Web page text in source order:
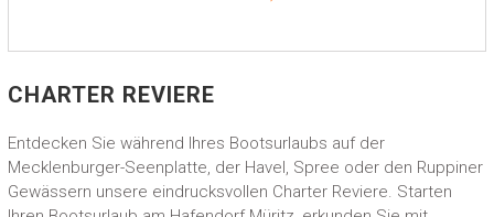
CHARTER REVIERE
Entdecken Sie während Ihres Bootsurlaubs auf der
Mecklenburger-Seenplatte, der Havel, Spree oder den Ruppiner
Gewässern unsere eindrucksvollen Charter Reviere. Starten